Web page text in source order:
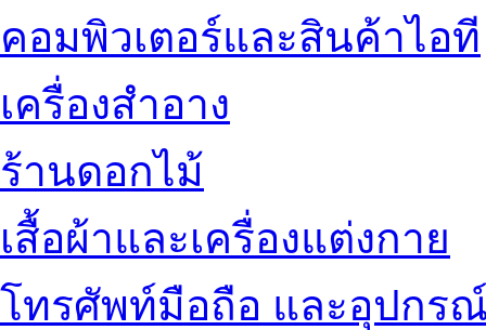
คอมพิวเตอร์และสินค้าไอที
เครื่องสำอาง
ร้านดอกไม้
เสื้อผ้าและเครื่องแต่งกาย
โทรศัพท์มือถือ และอุปกร